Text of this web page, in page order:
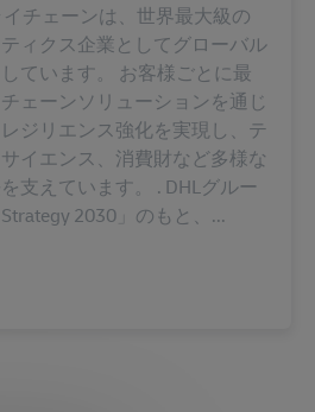
チェーンは、世界最大級の
ィクス企業としてグローバル
ています。 お客様ごとに最
ェーンソリューションを通じ
ジリエンス強化を実現し、テ
イエンス、消費財など多様な
支えています。 . DHLグルー
2030」のもと、...
Manager - 医薬品/医療機器物流